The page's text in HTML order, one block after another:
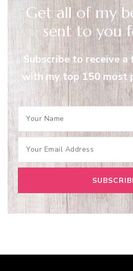
Get all of my
sent to you
Subscribe to receive a
with my top 150 most